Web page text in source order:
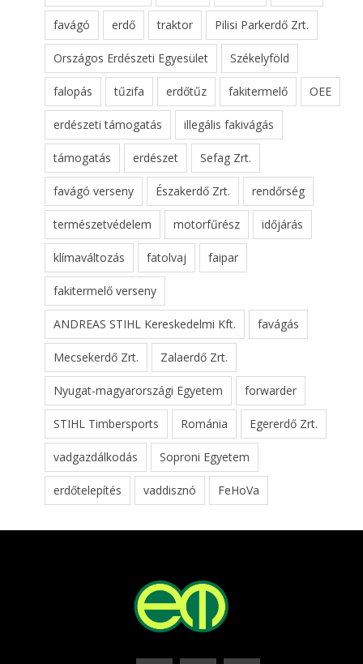
favágó erdő traktor Pilisi Parkerdő Zrt.
Országos Erdészeti Egyesület Székelyföld
falopás tűzifa erdőtűz fakitermelő OEE
erdészeti támogatás illegális fakivágás
támogatás erdészet Sefag Zrt.
favágó verseny Északerdő Zrt. rendőrség
természetvédelem motorfűrész időjárás
klímaváltozás fatolvaj faipar
fakitermelő verseny
ANDREAS STIHL Kereskedelmi Kft. favágás
Mecsekerdő Zrt. Zalaerdő Zrt.
Nyugat-magyarországi Egyetem forwarder
STIHL Timbersports Románia Egererdő Zrt.
vadgazdálkodás Soproni Egyetem
erdőtelepítés vaddisznó FeHoVa